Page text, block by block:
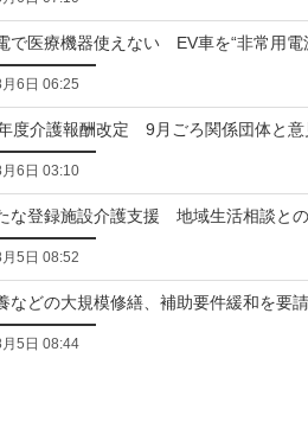
で医療機器使えない EV車を“非常用電
6日 06:25
度介護報酬改定 9月ごろ関係団体と意
6日 03:10
な登録施設介護支援 地域生活相談と
5日 08:52
などの大規模修繕、補助要件緩和を要請
5日 08:44